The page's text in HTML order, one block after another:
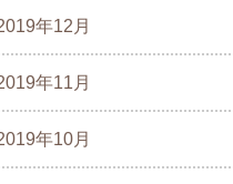
年12月
年11月
年10月